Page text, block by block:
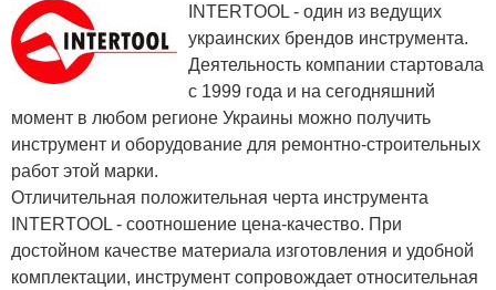
INTERTOOL - один из ведущих
украинских брендов инструмента.
Деятельность компании стартовала
с 1999 года и на сегодняшний
момент в любом регионе Украины можно получить
инструмент и оборудование для ремонтно-строительных
работ этой марки.
Отличительная положительная черта инструмента
INTERTOOL - соотношение цена-качество. При
достойном качестве материала изготовления и удобной
комплектации, инструмент сопровождает относительная